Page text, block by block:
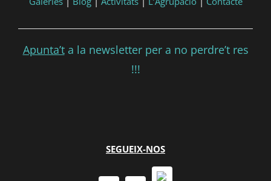
Apunta’ta la newsletter per a no perdre’t res
!!!
SEGUEIX-NOS